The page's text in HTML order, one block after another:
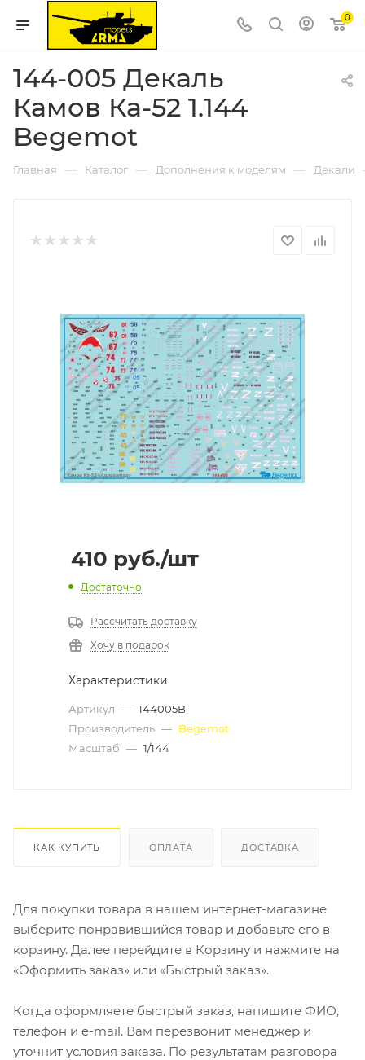
0
144-005 Декаль
Камов Ка-52 1.144
Begemot
Главная — Каталог — Дополнения к моделям — Декали
410 руб./шт
Достаточно
Рассчитать доставку
Хочу в подарок
Характеристики
Артикул — 144005B
Производитель — Begemot
Масштаб — 1/144
КАК КУПИТЬ ОПЛАТА ДОСТАВКА
Для покупки товара в нашем интернет-магазине
выберите понравившийся товар и добавьте его в
корзину. Далее перейдите в Корзину и нажмите на
«Оформить заказ» или «Быстрый заказ».
Когда оформляете быстрый заказ, напишите ФИО,
телефон и e-mail. Вам перезвонит менеджер и
уточнит условия заказа. По результатам разговора